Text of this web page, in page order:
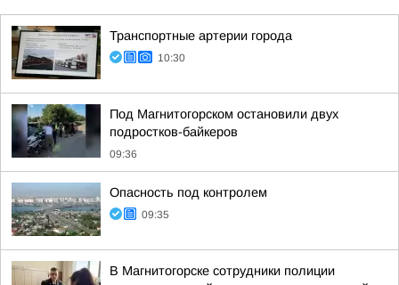
Транспортные артерии города
10:30
Под Магнитогорском остановили двух
подростков-байкеров
09:36
Опасность под контролем
09:35
В Магнитогорске сотрудники полиции